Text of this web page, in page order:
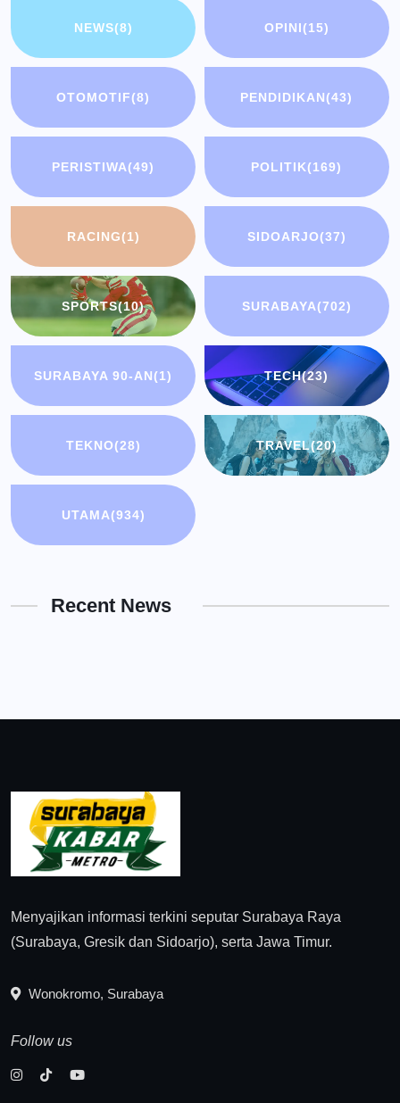
NEWS(8) OPINI(15)
OTOMOTIF(8) PENDIDIKAN(43)
PERISTIWA(49) POLITIK(169)
RACING(1) SIDOARJO(37)
SPORTS(10) SURABAYA(702)
SURABAYA 90-AN(1) TECH(23)
TEKNO(28) TRAVEL(20)
UTAMA(934)
Recent News
Menyajikan informasi terkini seputar Surabaya Raya
(Surabaya, Gresik dan Sidoarjo), serta Jawa Timur.
Wonokromo, Surabaya
Follow us